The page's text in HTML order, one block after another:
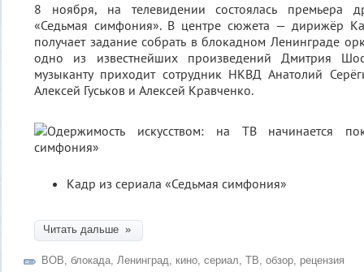
8 ноября, на телевидении состоялась премьера
«Седьмая симфония». В центре сюжета — дирижёр
получает задание собрать в блокадном Ленинграде
одно из известнейших произведений Дмитрия
музыканту приходит сотрудник НКВД Анатолий
Алексей Гуськов и Алексей Кравченко.
Кадр из сериала «Седьмая симфония»
Читать дальше »
ВОВ, блокада, Ленинград, кино, сериал, ТВ, обзор, рецензия